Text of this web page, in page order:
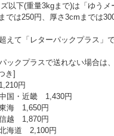
以下(重量3kgまで)は「ゆう
では250円、厚さ3cmまでは
えて「レターパックプラス」
ックプラスで送れない場合は
き]
円
国・近畿 1,430円
海 1,650円
越 1,870円
海道 2,100円